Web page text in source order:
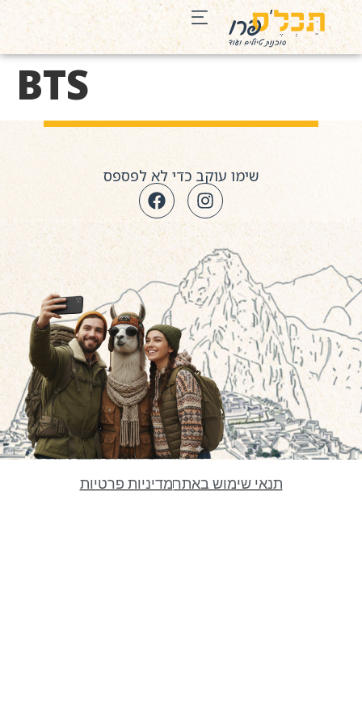
BTS
שימו עוקב כדי לא לפספס
תנאי שימוש באתרמדיניות פרטיות